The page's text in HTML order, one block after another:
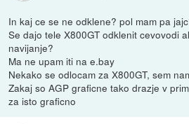
In kaj ce se ne odklene? pol mam pa
Se dajo tele X800GT odklenit cevovodi
navijanje?
Ma ne upam iti na e.bay
Nekako se odlocam za X800GT, sem
Zakaj so AGP graficne tako drazje v
za isto graficno